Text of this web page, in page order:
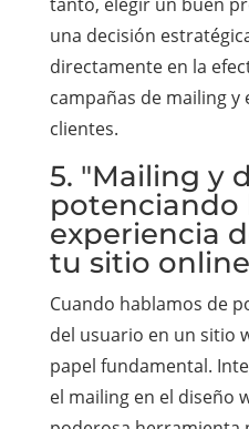
una decisión
directamente en la
campañas de mailing y
clientes.
5. "Mailing y
potenciando
experiencia
tu sitio
Cuando hablamos de
del usuario en un sitio
papel fundamental.
el mailing en el diseño